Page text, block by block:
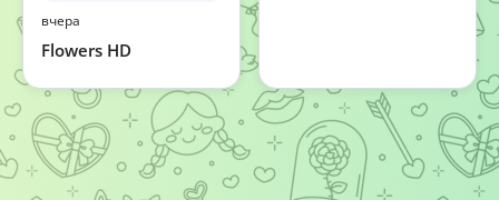
вчера
Flowers HD